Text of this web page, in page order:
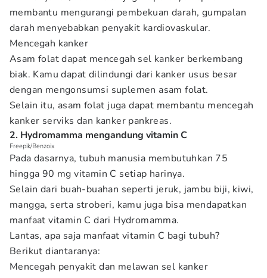
membantu mengurangi pembekuan darah, gumpalan
darah menyebabkan penyakit kardiovaskular.
Mencegah kanker
Asam folat dapat mencegah sel kanker berkembang
biak. Kamu dapat dilindungi dari kanker usus besar
dengan mengonsumsi suplemen asam folat.
Selain itu, asam folat juga dapat membantu mencegah
kanker serviks dan kanker pankreas.
2. Hydromamma mengandung vitamin C
Freepik/Benzoix
Pada dasarnya, tubuh manusia membutuhkan 75
hingga 90 mg vitamin C setiap harinya.
Selain dari buah-buahan seperti jeruk, jambu biji, kiwi,
mangga, serta stroberi, kamu juga bisa mendapatkan
manfaat vitamin C dari Hydromamma.
Lantas, apa saja manfaat vitamin C bagi tubuh?
Berikut diantaranya:
Mencegah penyakit dan melawan sel kanker